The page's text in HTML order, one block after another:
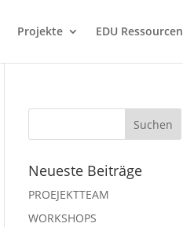
Projekte EDU Ressourcen
Neueste Beiträge
PROEJEKTTEAM
WORKSHOPS